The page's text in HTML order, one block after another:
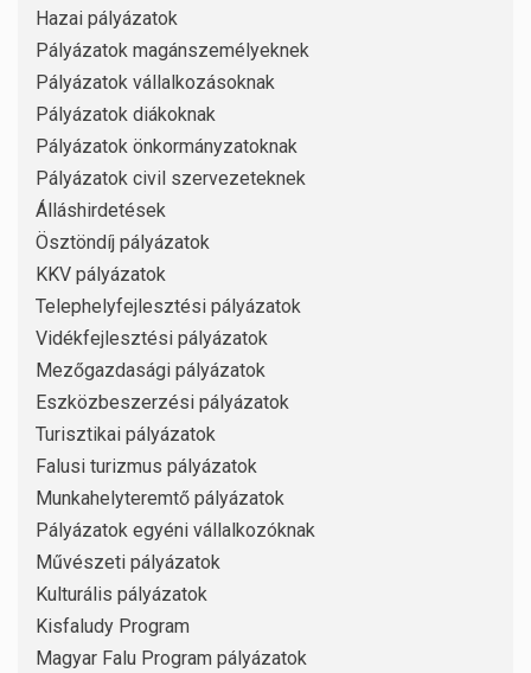
Hazai pályázatok
Pályázatok magánszemélyeknek
Pályázatok vállalkozásoknak
Pályázatok diákoknak
Pályázatok önkormányzatoknak
Pályázatok civil szervezeteknek
Álláshirdetések
Ösztöndíj pályázatok
KKV pályázatok
Telephelyfejlesztési pályázatok
Vidékfejlesztési pályázatok
Mezőgazdasági pályázatok
Eszközbeszerzési pályázatok
Turisztikai pályázatok
Falusi turizmus pályázatok
Munkahelyteremtő pályázatok
Pályázatok egyéni vállalkozóknak
Művészeti pályázatok
Kulturális pályázatok
Kisfaludy Program
Magyar Falu Program pályázatok